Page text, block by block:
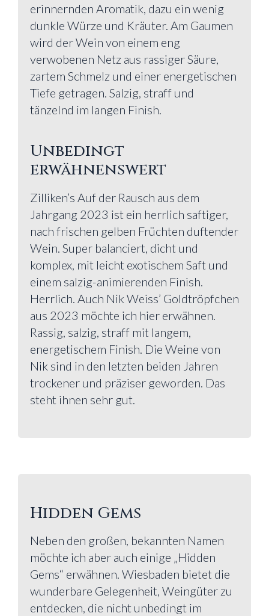
erinnernden Aromatik, dazu ein wenig
dunkle Würze und Kräuter. Am Gaumen
wird der Wein von einem eng
verwobenen Netz aus rassiger Säure,
zartem Schmelz und einer energetischen
Tiefe getragen. Salzig, straff und
tänzelnd im langen Finish.
Unbedingt
erwähnenswert
Zilliken’s Auf der Rausch aus dem
Jahrgang 2023 ist ein herrlich saftiger,
nach frischen gelben Früchten duftender
Wein. Super balanciert, dicht und
komplex, mit leicht exotischem Saft und
einem salzig-animierenden Finish.
Herrlich. Auch Nik Weiss’ Goldtröpfchen
aus 2023 möchte ich hier erwähnen.
Rassig, salzig, straff mit langem,
energetischem Finish. Die Weine von
Nik sind in den letzten beiden Jahren
trockener und präziser geworden. Das
steht ihnen sehr gut.
Hidden Gems
Neben den großen, bekannten Namen
möchte ich aber auch einige „Hidden
Gems“ erwähnen. Wiesbaden bietet die
wunderbare Gelegenheit, Weingüter zu
entdecken, die nicht unbedingt im